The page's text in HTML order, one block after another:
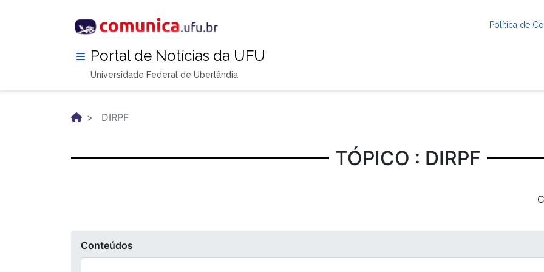
Política de
Portal de Notícias da UFU
Universidade Federal de Uberlândia
DIRPF
TÓPICO : DIRPF
Conteúdos